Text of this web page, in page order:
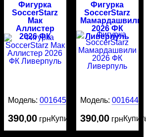
Фигурка
SoccerStarz
Мак
Аллистер
2026 ФК
Ливерпуль
Модель:0016450
390,00 грнКупить
Фигурка
SoccerStarz
Мамардашвили
2026 ФК
Ливерпуль
Модель: 0016449
390,00 грн